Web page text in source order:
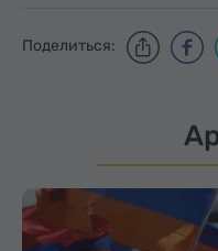
Поделиться: